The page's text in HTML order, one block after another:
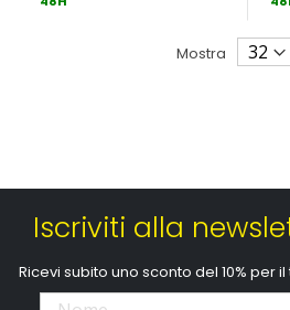
Mostra
Iscriviti alla
Ricevi subito uno sconto del 10% per